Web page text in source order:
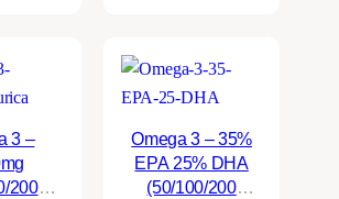
3 –
200
Omega 3 – 35%
EPA 25% DHA
(50/100/200